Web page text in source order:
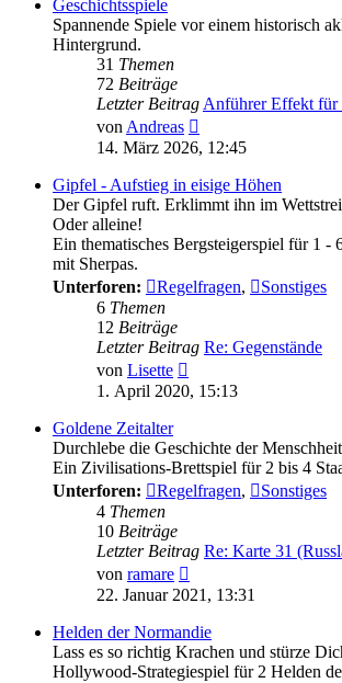
Geschichtsspiele
Spannende Spiele vor einem historisch
Hintergrund.
31 Themen
72 Beiträge
Letzter BeitragAnführer Effekt
vonAndreas
Beitrag
14. März 2026, 12:45
Gipfel - Aufstieg in eisige Höhen
Der Gipfel ruft. Erklimmt ihn im
Oder alleine!
Ein thematisches Bergsteigerspiel für 1 -
mit Sherpas.
Unterforen:
Regelfragen,
Sonstiges
6 Themen
12 Beiträge
Letzter Beitrag Re: Gegenstände
von Lisette
Beitrag
1. April 2020, 15:13
Goldene Zeitalter
Durchlebe die Geschichte der
Ein Zivilisations-Brettspiel für 2 bis 4
Unterforen:
Regelfragen,
Sonstiges
4 Themen
10 Beiträge
Letzter Beitrag Re: Karte 31
von ramare
Beitrag
22. Januar 2021, 13:31
Helden der Normandie
Lass es so richtig Krachen und stürze
Hollywood-Strategiespiel für 2 Helden